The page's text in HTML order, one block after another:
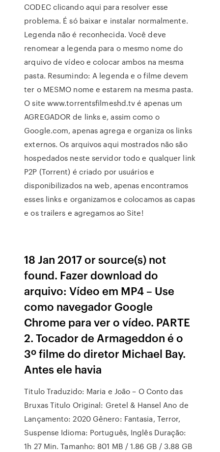
CODEC clicando aqui para resolver esse
problema. É só baixar e instalar normalmente.
Legenda não é reconhecida. Você deve
renomear a legenda para o mesmo nome do
arquivo de vídeo e colocar ambos na mesma
pasta. Resumindo: A legenda e o filme devem
ter o MESMO nome e estarem na mesma pasta.
O site www.torrentsfilmeshd.tv é apenas um
AGREGADOR de links e, assim como o
Google.com, apenas agrega e organiza os links
externos. Os arquivos aqui mostrados não são
hospedados neste servidor todo e qualquer link
P2P (Torrent) é criado por usuários e
disponibilizados na web, apenas encontramos
esses links e organizamos e colocamos as capas
e os trailers e agregamos ao Site!
18 Jan 2017 or source(s) not
found. Fazer download do
arquivo: Vídeo em MP4 – Use
como navegador Google
Chrome para ver o vídeo. PARTE
2. Tocador de Armageddon é o
3º filme do diretor Michael Bay.
Antes ele havia
Titulo Traduzido: Maria e João – O Conto das
Bruxas Titulo Original: Gretel & Hansel Ano de
Lançamento: 2020 Gênero: Fantasia, Terror,
Suspense Idioma: Português, Inglês Duração:
1h 27 Min. Tamanho: 801 MB / 1.86 GB / 3.88 GB